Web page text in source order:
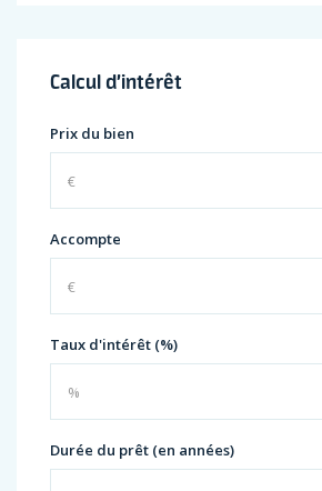
Calcul d’intérêt
Prix du bien
Accompte
Taux d'intérêt (%)
Durée du prêt (en années)